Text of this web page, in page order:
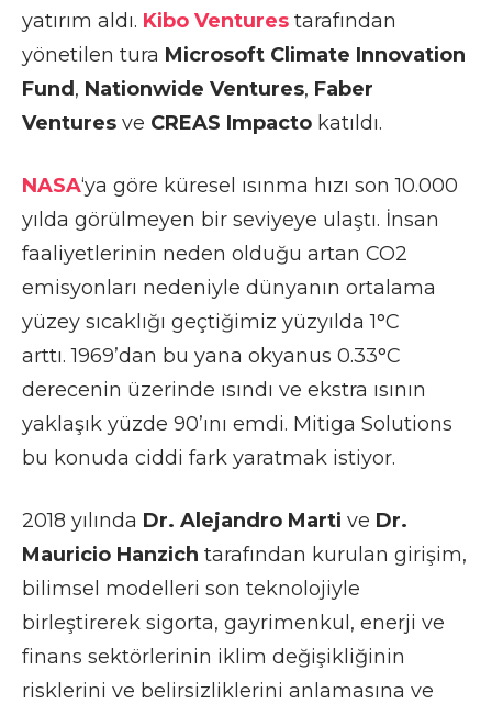
yatırım aldı. Kibo Ventures tarafından
yönetilen tura Microsoft Climate Innovation
Fund , Nationwide Ventures, Faber
Ventures ve CREAS Impacto katıldı.
NASA‘ya göre küresel ısınma hızı son 10.000
yılda görülmeyen bir seviyeye ulaştı. İnsan
faaliyetlerinin neden olduğu artan CO2
emisyonları nedeniyle dünyanın ortalama
yüzey sıcaklığı geçtiğimiz yüzyılda 1°C
arttı.1969’dan bu yana okyanus 0.33°C
derecenin üzerinde ısındı ve ekstra ısının
yaklaşık yüzde 90’ını emdi. Mitiga Solutions
bu konuda ciddi fark yaratmak istiyor.
2018 yılında Dr. Alejandro Marti ve Dr.
Mauricio Hanzich tarafından kurulan girişim,
bilimsel modelleri son teknolojiyle
birleştirerek sigorta, gayrimenkul, enerji ve
finans sektörlerinin iklim değişikliğinin
risklerini ve belirsizliklerini anlamasına ve